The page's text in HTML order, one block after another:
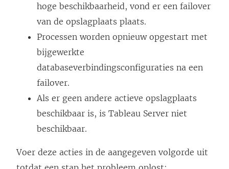
hoge beschikbaarheid, vond er een failover
van de opslagplaats plaats.
Processen worden opnieuw opgestart met
bijgewerkte
databaseverbindingsconfiguraties na een
failover.
Als er geen andere actieve opslagplaats
beschikbaar is, is Tableau Server niet
beschikbaar.
Voer deze acties in de aangegeven volgorde uit